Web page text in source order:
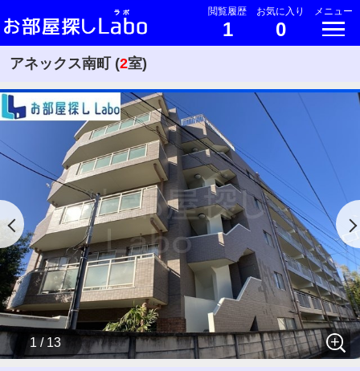
閲覧履歴
1
お気に入り
0
メニュー
アネックス南町 (2室)
1 / 13